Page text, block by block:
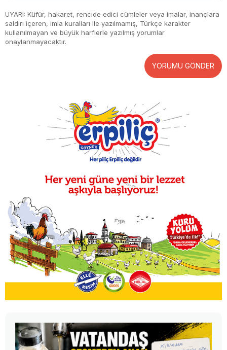
UYARI: Küfür, hakaret, rencide edici cümleler veya imalar, inançlara
saldırı içeren, imla kuralları ile yazılmamış, Türkçe karakter
kullanılmayan ve büyük harflerle yazılmış yorumlar
onaylanmayacaktır.
YORUMU GÖNDER